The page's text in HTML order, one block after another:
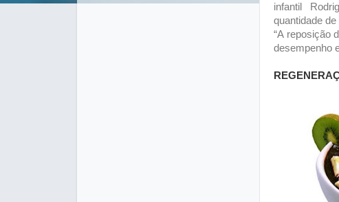
infantil
quantidade
“A reposição
desempenho